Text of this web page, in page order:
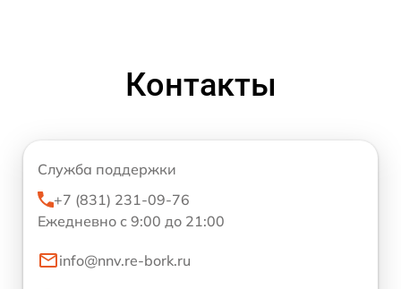
Контакты
Служба поддержки
+7 (831) 231-09-76
Ежедневно с 9:00 до 21:00
info@nnv.re-bork.ru